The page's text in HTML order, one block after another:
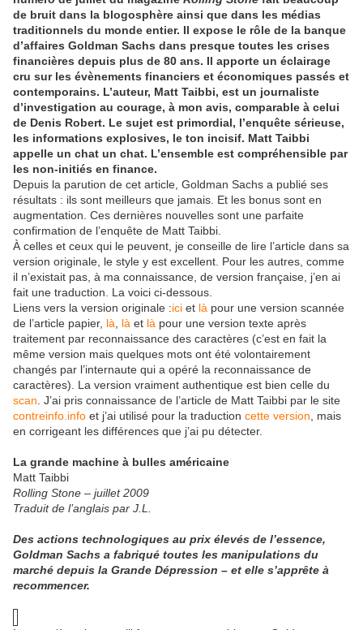
de bruit dans la blogosphère ainsi que dans les médias
traditionnels du monde entier. Il expose le rôle de la banque
d’affaires Goldman Sachs dans presque toutes les crises
financières depuis plus de 80 ans. Il apporte un éclairage
cru sur les évènements financiers et économiques passés et
contemporains. L’auteur, Matt Taibbi, est un journaliste
d’investigation au courage, à mon avis, comparable à celui
de Denis Robert. Le sujet est primordial, l’enquête sérieuse,
les informations explosives, le ton incisif. Matt Taibbi
appelle un chat un chat. L’ensemble est compréhensible par
les non-initiés en finance.
Depuis la parution de cet article, Goldman Sachs a publié ses
résultats : ils sont meilleurs que jamais. Et les bonus sont en
augmentation. Ces dernières nouvelles sont une parfaite
confirmation de l’enquête de Matt Taibbi.
À celles et ceux qui le peuvent, je conseille de lire l’article dans sa
version originale, le style y est excellent. Pour les autres, comme
il n’existait pas, à ma connaissance, de version française, j’en ai
fait une traduction. La voici ci-dessous.
Liens vers la version originale :ici et là pour une version scannée
de l’article papier, là là et là pour une version texte après
traitement par reconnaissance des caractères (c’est en fait la
même version mais quelques mots ont été volontairement
changés par l’internaute qui a opéré la reconnaissance de
caractères). La version vraiment authentique est bien celle du
scan . J’ai pris connaissance de l’article de Matt Taibbi par le site
contreinfo.info et j’ai utilisé pour la traduction cette version , mais
en corrigeant les différences que j’ai pu détecter.
La grande machine à bulles américaine
Matt Taibbi
Rolling Stone – juillet 2009
Traduit de l’anglais par J.L.
Des actions technologiques au prix élevés de l’essence,
Goldman Sachs a fabriqué toutes les manipulations du
marché depuis la Grande Dépression – et elle s’apprête à
recommencer.